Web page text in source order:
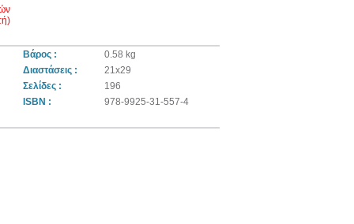
Βάρος :
0.58 kg
Διαστάσεις :
21x29
Σελίδες :
196
ISBN :
978-9925-31-557-4